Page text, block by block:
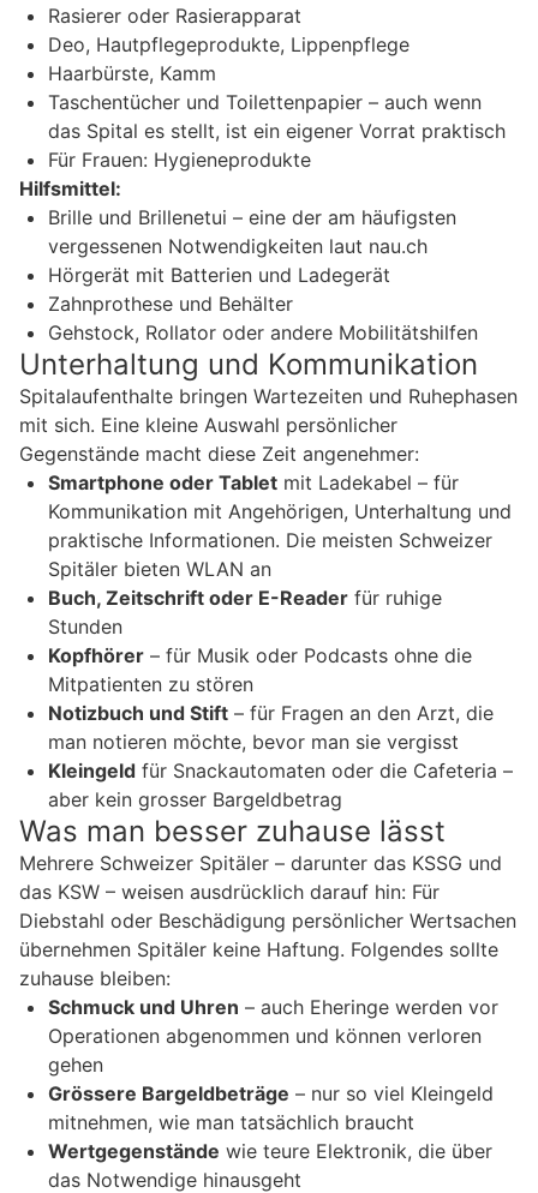
Rasierer oder Rasierapparat
Deo, Hautpflegeprodukte, Lippenpflege
Haarbürste, Kamm
Taschentücher und Toilettenpapier – auch wenn
das Spital es stellt, ist ein eigener Vorrat praktisch
Für Frauen: Hygieneprodukte
Hilfsmittel:
Brille und Brillenetui – eine der am häufigsten
vergessenen Notwendigkeiten laut nau.ch
Hörgerät mit Batterien und Ladegerät
Zahnprothese und Behälter
Gehstock, Rollator oder andere Mobilitätshilfen
Unterhaltung und Kommunikation
Spitalaufenthalte bringen Wartezeiten und Ruhephasen
mit sich. Eine kleine Auswahl persönlicher
Gegenstände macht diese Zeit angenehmer:
Smartphone oder Tablet mit Ladekabel – für
Kommunikation mit Angehörigen, Unterhaltung und
praktische Informationen. Die meisten Schweizer
Spitäler bieten WLAN an
Buch, Zeitschrift oder E-Reader für ruhige
Stunden
Kopfhörer – für Musik oder Podcasts ohne die
Mitpatienten zu stören
Notizbuch und Stift – für Fragen an den Arzt, die
man notieren möchte, bevor man sie vergisst
Kleingeld für Snackautomaten oder die Cafeteria –
aber kein grosser Bargeldbetrag
Was man besser zuhause lässt
Mehrere Schweizer Spitäler – darunter das KSSG und
das KSW – weisen ausdrücklich darauf hin: Für
Diebstahl oder Beschädigung persönlicher Wertsachen
übernehmen Spitäler keine Haftung. Folgendes sollte
zuhause bleiben:
Schmuck und Uhren – auch Eheringe werden vor
Operationen abgenommen und können verloren
gehen
Grössere Bargeldbeträge – nur so viel Kleingeld
mitnehmen, wie man tatsächlich braucht
Wertgegenstände wie teure Elektronik, die über
das Notwendige hinausgeht